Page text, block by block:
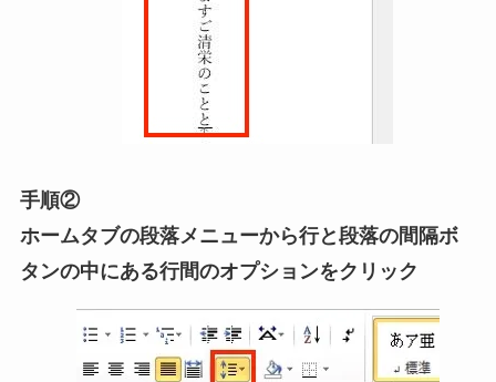
手順②
ホームタブの段落メニューから行と段落の間隔ボ
タンの中にある行間のオプションをクリック